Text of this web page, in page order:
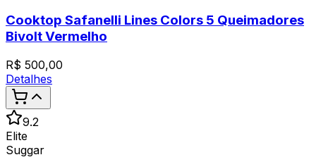
Cooktop Safanelli Lines Colors 5 Queimadores
Bivolt Vermelho
R$ 500,00
Detalhes
9.2
Elite
Suggar